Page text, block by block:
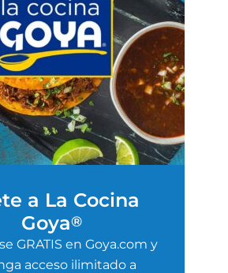
a La Cocina
Goya®
GRATIS en Goya.com y
acceso ilimitado a